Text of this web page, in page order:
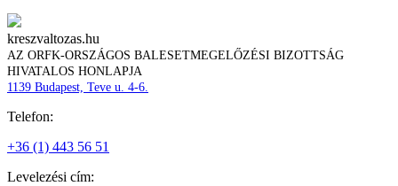
kreszvaltozas.hu
AZ ORFK-ORSZÁGOS BALESETMEGELŐZÉSI BIZOTTSÁG
HIVATALOS HONLAPJA
1139 Budapest, Teve u. 4-6.
Telefon:
+36 (1) 443 56 51
Levelezési cím: